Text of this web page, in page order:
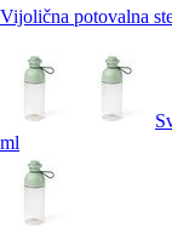
Vijolična potovalna
ml